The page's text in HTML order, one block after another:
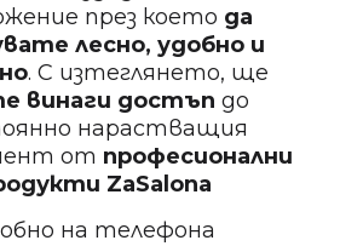
за нокти 12cm
през което да
лесно, удобно и
. С изтеглянето, ще
винаги достъп до
нарастващия
от професионални
ZaSalona
на телефона